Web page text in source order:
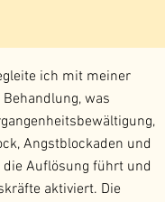
ich mit meiner
was
Angstblockaden und
Auflösung führt und
aktiviert. Die